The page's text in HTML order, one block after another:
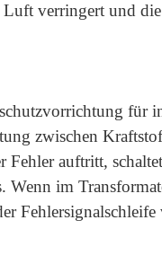
verringert und
für
zwischen
auftritt,
Wenn im
Fehlersignalschleife